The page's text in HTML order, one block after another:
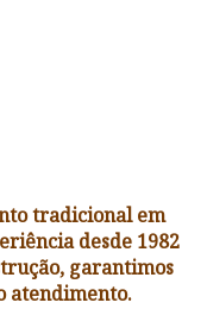
tradicional em
desde 1982
garantimos
atendimento.